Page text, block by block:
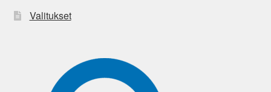
Valitukset